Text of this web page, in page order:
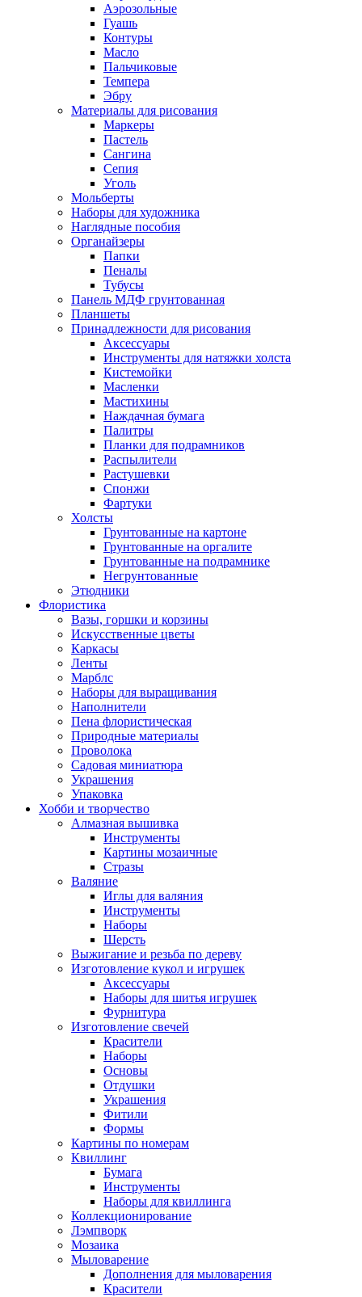
Аэрозольные
Гуашь
Контуры
Масло
Пальчиковые
Темпера
Эбру
Материалы для рисования
Маркеры
Пастель
Сангина
Сепия
Уголь
Мольберты
Наборы для художника
Наглядные пособия
Органайзеры
Папки
Пеналы
Тубусы
Панель МДФ грунтованная
Планшеты
Принадлежности для рисования
Аксессуары
Инструменты для натяжки холста
Кистемойки
Масленки
Мастихины
Наждачная бумага
Палитры
Планки для подрамников
Распылители
Растушевки
Спонжи
Фартуки
Холсты
Грунтованные на картоне
Грунтованные на оргалите
Грунтованные на подрамнике
Негрунтованные
Этюдники
Флористика
Вазы, горшки и корзины
Искусственные цветы
Каркасы
Ленты
Марблс
Наборы для выращивания
Наполнители
Пена флористическая
Природные материалы
Проволока
Садовая миниатюра
Украшения
Упаковка
Хобби и творчество
Алмазная вышивка
Инструменты
Картины мозаичные
Стразы
Валяние
Иглы для валяния
Инструменты
Наборы
Шерсть
Выжигание и резьба по дереву
Изготовление кукол и игрушек
Аксессуары
Наборы для шитья игрушек
Фурнитура
Изготовление свечей
Красители
Наборы
Основы
Отдушки
Украшения
Фитили
Формы
Картины по номерам
Квиллинг
Бумага
Инструменты
Наборы для квиллинга
Коллекционирование
Лэмпворк
Мозаика
Мыловарение
Дополнения для мыловарения
Красители